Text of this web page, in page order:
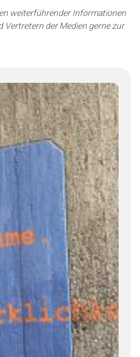
weiterführender Informationen
Vertretern der Medien gerne zur